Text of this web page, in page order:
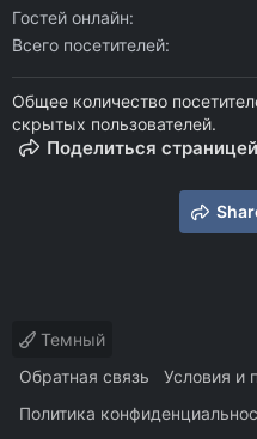
Гостей онлайн
Всего посетителей
Общее количество
скрытых пользователей.
Поделиться страницей
Темный
Обратная связь
Условия и
Политика